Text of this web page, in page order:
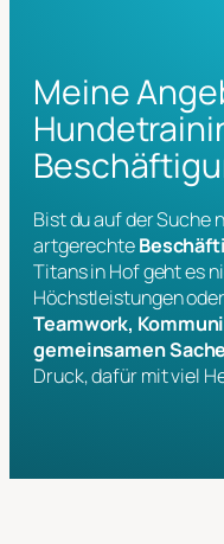
Meine
Bist du auf der Suche
artgerechte
Titans in Hof geht es
Höchstleistungen
Teamwork,
gemeinsamen Sache
Druck, dafür mit viel